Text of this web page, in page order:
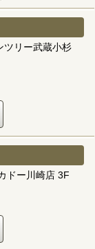
ツリー武蔵小杉
ドー川崎店 3F